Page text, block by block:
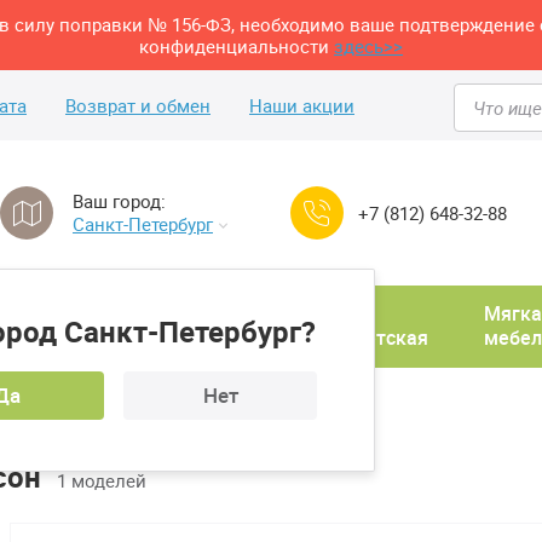
силу поправки № 156-ФЗ, необходимо ваше
конфиденциальности здесь>>
Возврат и обмен Наши акции
Ваш город:
Санкт-Петербург
Санкт-Петербург?
Нет
+7 (812) 648-32-88
кабинет
Прихожая Детская
1 моделей